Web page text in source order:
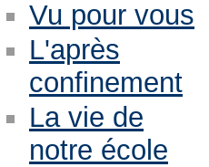
Vu pour vous
L'après
confinement
La vie de
notre école